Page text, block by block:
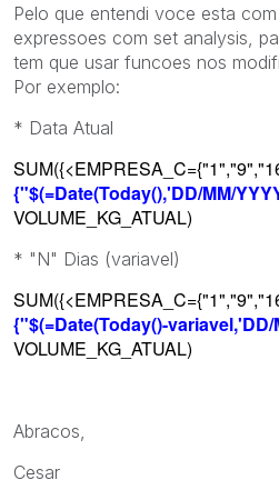
Pelo que entendi voce esta
expressoes com set analysis,
tem que usar funcoes nos
Por exemplo:
* Data Atual
{"$(=Date(Today(),'DD/MM/
VOLUME_KG_ATUAL)
* "N" Dias (variavel)
{"$(=Date(Today()-
VOLUME_KG_ATUAL)
Abracos,
Cesar